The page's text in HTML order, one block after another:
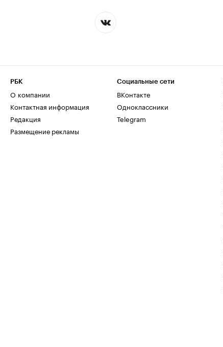
РБК
О компании
Контактная информация
Редакция
Размещение рекламы
Социальные сети
ВКонтакте
Одноклассники
Telegram